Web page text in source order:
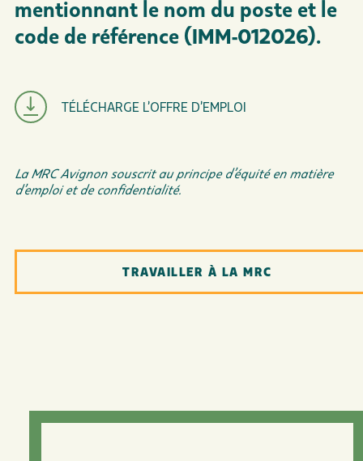
mentionnant le nom du poste et le
code de référence (IMM-012026).
TÉLÉCHARGE L’OFFRE D’EMPLOI
La MRC Avignon souscrit au principe d’équité en matière
d’emploi et de confidentialité.
TRAVAILLER À LA MRC